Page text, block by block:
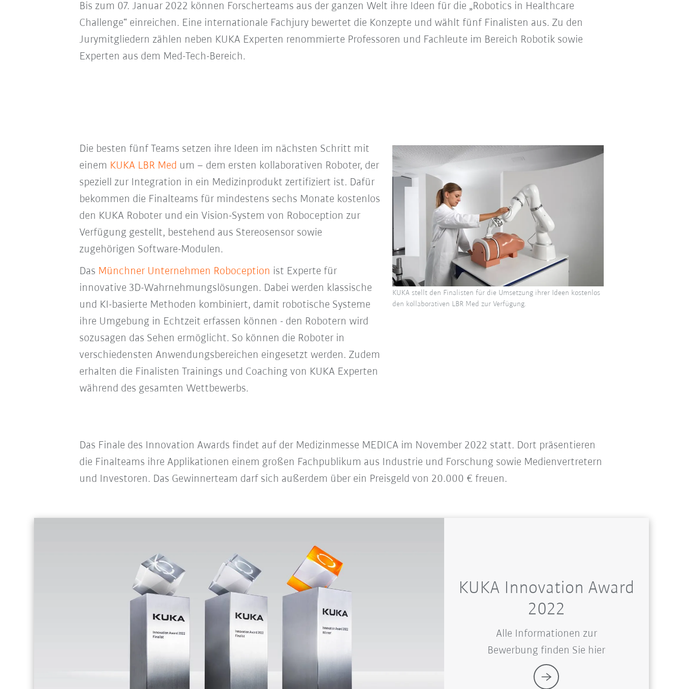
Bis zum 07. Januar 2022 können Forscherteams aus der ganzen Welt ihre Ideen für die „Robotics in Healthcare
Challenge“ einreichen. Eine internationale Fachjury bewertet die Konzepte und wählt fünf Finalisten aus. Zu den
Jurymitgliedern zählen neben KUKA Experten renommierte Professoren und Fachleute im Bereich Robotik sowie
Experten aus dem Med-Tech-Bereich.
Die besten fünf Teams setzen ihre Ideen im nächsten Schritt mit
einem KUKA LBR Med um – dem ersten kollaborativen Roboter, der
speziell zur Integration in ein Medizinprodukt zertifiziert ist. Dafür
bekommen die Finalteams für mindestens sechs Monate kostenlos
den KUKA Roboter und ein Vision-System von Roboception zur
Verfügung gestellt, bestehend aus Stereosensor sowie
zugehörigen Software-Modulen.
Das Münchner Unternehmen Roboception ist Experte für
innovative 3D-Wahrnehmungslösungen. Dabei werden klassische
und KI-basierte Methoden kombiniert, damit robotische Systeme
ihre Umgebung in Echtzeit erfassen können - den Robotern wird
sozusagen das Sehen ermöglicht. So können die Roboter in
verschiedensten Anwendungsbereichen eingesetzt werden. Zudem
erhalten die Finalisten Trainings und Coaching von KUKA Experten
während des gesamten Wettbewerbs.
KUKA stellt den Finalisten für die Umsetzung ihrer Ideen kostenlos
den kollaborativen LBR Med zur Verfügung.
Das Finale des Innovation Awards findet auf der Medizinmesse MEDICA im November 2022 statt. Dort präsentieren
die Finalteams ihre Applikationen einem großen Fachpublikum aus Industrie und Forschung sowie Medienvertretern
und Investoren. Das Gewinnerteam darf sich außerdem über ein Preisgeld von 20.000 € freuen.
KUKA Innovation Award
2022
Alle Informationen zur
Bewerbung finden Sie hier